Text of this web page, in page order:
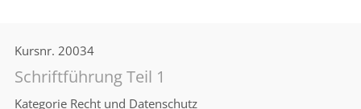
Kursnr. 20034
Schriftführung Teil 1
Kategorie Recht und Datenschutz